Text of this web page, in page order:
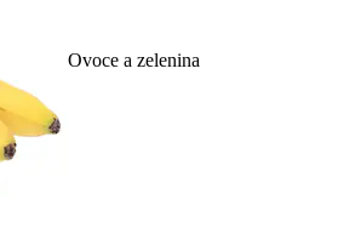
Ovoce a zelenina